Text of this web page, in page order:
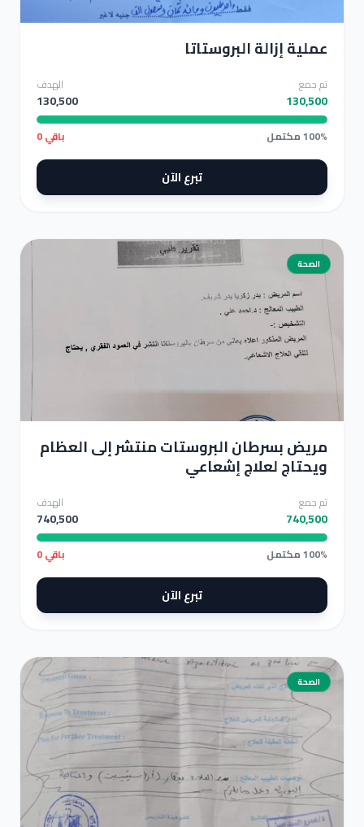
عملية إزالة البروستاتا
تم جمع
130,500
الهدف
130,500
100% مكتمل باقي 0
تبرع الآن
الصحة
مريض بسرطان البروستات منتشر إلى العظام
ويحتاج لعلاج إشعاعي
تم جمع
740,500
الهدف
740,500
100% مكتمل باقي 0
تبرع الآن
الصحة